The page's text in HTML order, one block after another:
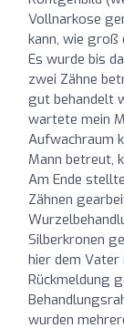
Vollnarkose
kann, wie groß
Es wurde bis
zwei Zähne
gut behandelt
wartete mein
Aufwachraum
Mann betreut,
Am Ende
Zähnen
Silberkronen
hier dem Vater
Rückmeldung
wurden